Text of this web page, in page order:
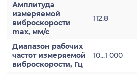
Амплитуда
измеряемой
виброскорости
max, мм/с
112.8
Диапазон рабочих
частот измеряемой
виброскорости, Гц
10...1 000